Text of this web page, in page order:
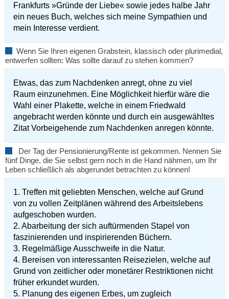
Frankfurts »Gründe der Liebe« sowie jedes halbe Jahr
ein neues Buch, welches sich meine Sympathien und
mein Interesse verdient.
Wenn Sie Ihren eigenen Grabstein, klassisch oder plurimedial,
entwerfen sollten: Was sollte darauf zu stehen kommen?
Etwas, das zum Nachdenken anregt, ohne zu viel
Raum einzunehmen. Eine Möglichkeit hierfür wäre die
Wahl einer Plakette, welche in einem Friedwald
angebracht werden könnte und durch ein ausgewähltes
Zitat Vorbeigehende zum Nachdenken anregen könnte.
Der Tag der Pensionierung/Rente ist gekommen. Nennen Sie
fünf Dinge, die Sie selbst gern noch in die Hand nähmen, um Ihr
Leben schließlich als abgerundet betrachten zu können!
1. Treffen mit geliebten Menschen, welche auf Grund
von zu vollen Zeitplänen während des Arbeitslebens
aufgeschoben wurden.
2. Abarbeitung der sich auftürmenden Stapel von
faszinierenden und inspirierenden Büchern.
3. Regelmäßige Ausschweife in die Natur.
4. Bereisen von interessanten Reisezielen, welche auf
Grund von zeitlicher oder monetärer Restriktionen nicht
früher erkundet wurden.
5. Planung des eigenen Erbes, um zugleich